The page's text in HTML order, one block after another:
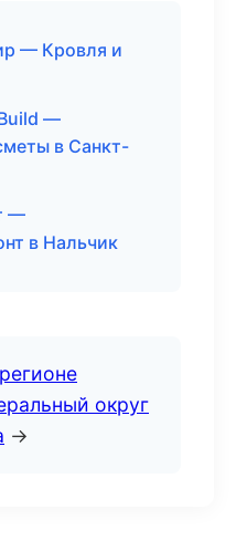
— Кровля и
—
в Санкт-
—
в Нальчик
округ
→